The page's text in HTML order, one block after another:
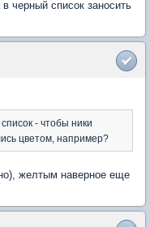
черный список заносить
- чтобы ники
цветом, например?
желтым наверное еще